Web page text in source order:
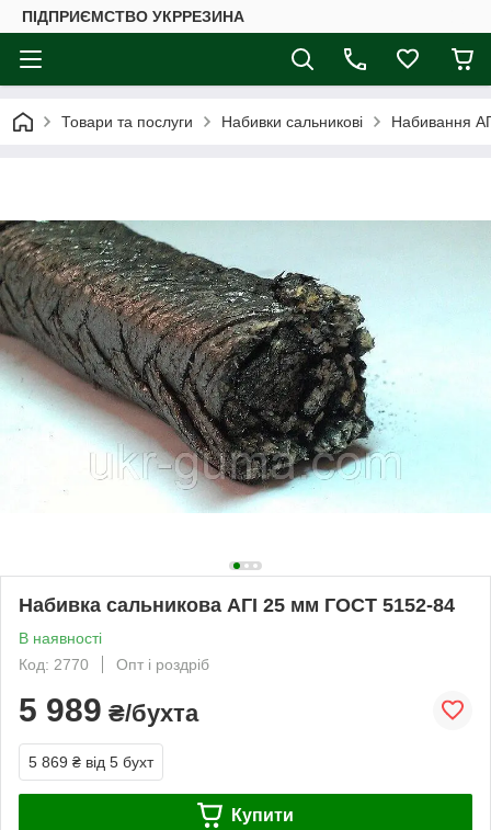
ПІДПРИЄМСТВО УКРРЕЗИНА
Товари та послуги Набивки сальникові Набивання
Набивка сальникова АГІ 25 мм ГОСТ 5152-84
В наявності
Код: 2770
Опт і роздріб
5 989 ₴/бухта
5 869 ₴ від 5 бухт
Купити